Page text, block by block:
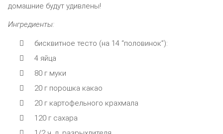
домашние будут удивлены!
Ингредиенты:
бисквитное тесто (на 14 “половинок”):
4 яйца
80 г муки
20 г порошка какао
20 г картофельного крахмала
120 г сахара